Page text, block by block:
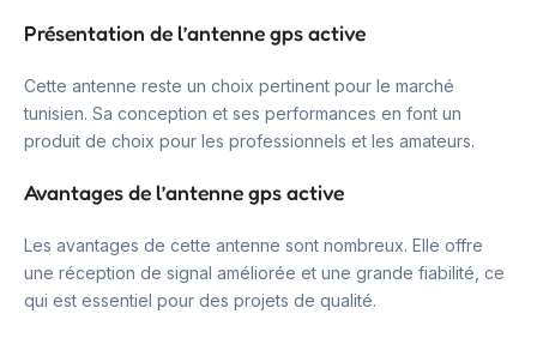
Présentation de l’antenne gps active
Cette antenne reste un choix pertinent pour le marché
tunisien. Sa conception et ses performances en font un
produit de choix pour les professionnels et les amateurs.
Avantages de l’antenne gps active
Les avantages de cette antenne sont nombreux. Elle offre
une réception de signal améliorée et une grande fiabilité, ce
qui est essentiel pour des projets de qualité.